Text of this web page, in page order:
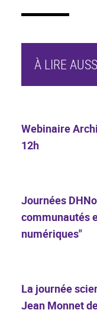
À LIRE
Webinaire
12h
Journées
communautés
numériques"
La journée
Jean Monnet